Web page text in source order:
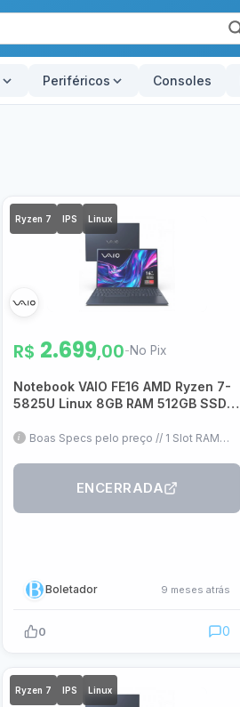
Periféricos Consoles
Ryzen 7 IPS Linux
R$ 2.699,00- No Pix
Notebook VAIO FE16 AMD Ryzen 7-
5825U Linux 8GB RAM 512GB SSD
VJFE69F11X-B0321H
Boas Specs pelo preço // 1 Slot RAM
ENCERRADA
Boletador 9 meses atrás
0 0
Ryzen 7 IPS Linux